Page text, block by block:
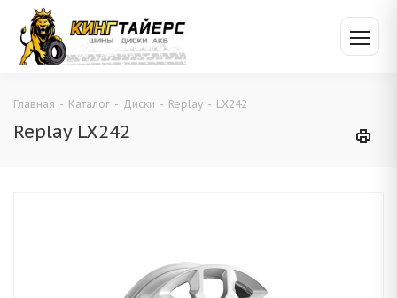
Главная - Каталог - Диски - Replay - LX242
Replay LX242